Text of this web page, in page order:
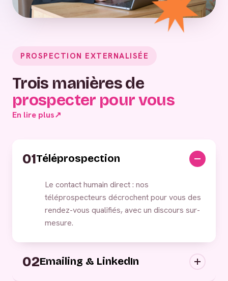
PROSPECTION EXTERNALISÉE
Trois manières de
prospecter pour vous
En lire plus↗
01Téléprospection
Le contact humain direct : nos
téléprospecteurs décrochent pour vous des
rendez-vous qualifiés, avec un discours sur-
mesure.
02Emailing & LinkedIn